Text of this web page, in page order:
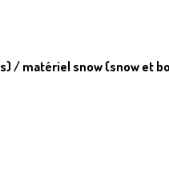
/ matériel snow (snow et